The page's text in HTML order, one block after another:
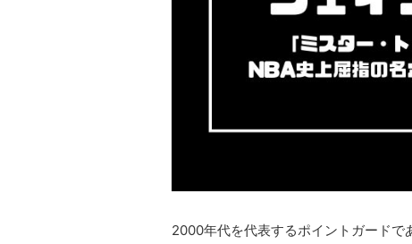
2000年代を代表するポイントガードで